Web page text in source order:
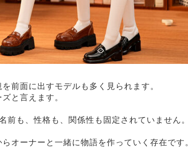
前面に出すモデルも多く見られます。
と言えます。
前も、性格も、関係性も固定されていません
オーナーと一緒に物語を作っていく存在です